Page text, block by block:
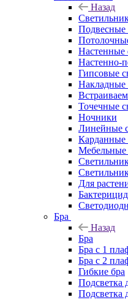
Назад
Подвесные
Настенные
Настенно-
Гипсовые
Накладные
Точечные
Ночники
Линейные
Карданные
Мебельные
Для
Бра
Назад
Бра
Бра с 1
Бра с 2
Гибкие бра
Подсветка
Подсветка